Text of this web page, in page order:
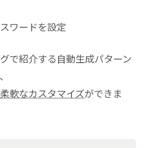
ワードを設定
で紹介する自動生成パターン
軟なカスタマイズができま